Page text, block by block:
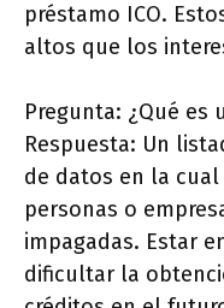
préstamo ICO.
altos que los
Pregunta: ¿Qué es
Respuesta: Un
de datos en la
personas o
impagadas. Estar
dificultar la